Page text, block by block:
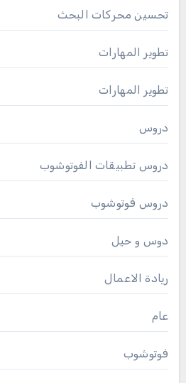
تحسين محركات البحث
تطوير المهارات
تطوير المهارات
دروس
دروس تطبيقات الفوتوشوب
دروس فوتوشوب
دوس و حيل
ريادة الاعمال
عام
فوتوشوب